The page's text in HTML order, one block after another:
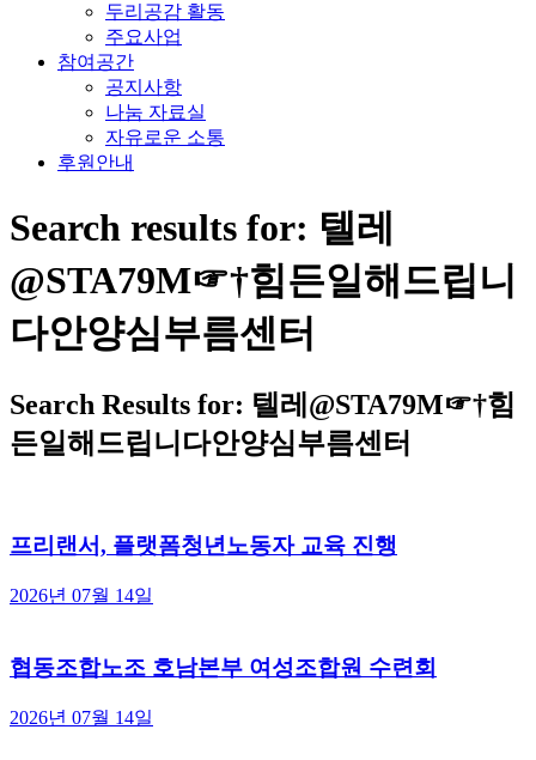
두리공감 활동
주요사업
참여공간
공지사항
나눔 자료실
자유로운 소통
후원안내
Search results for: 텔레
@STA79M☞†힘든일해드립니
다안양심부름센터
Search Results for: 텔레@STA79M☞†힘
든일해드립니다안양심부름센터
프리랜서, 플랫폼청년노동자 교육 진행
2026년 07월 14일
협동조합노조 호남본부 여성조합원 수련회
2026년 07월 14일